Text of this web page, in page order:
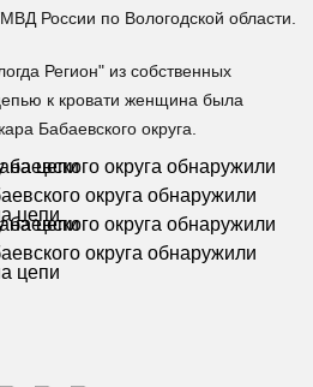
России по Вологодской области.
Регион" из собственных
к кровати женщина была
Бабаевского округа.
округа обнаружили
цепи
округа обнаружили
цепи